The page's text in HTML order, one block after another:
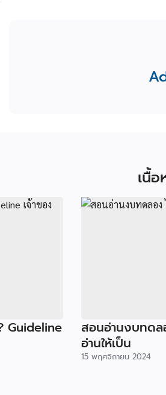
เนื้
Guideline
สอนอ่านงบทด
อ่านให้เป็น
15 พฤศจิกายน 2024